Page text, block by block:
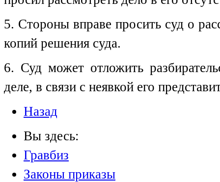
5. Стороны вправе просить суд о
копий решения суда.
6. Суд может отложить
деле, в связи с неявкой его
Назад
Вы здесь:
Гравбиз
Законы приказы